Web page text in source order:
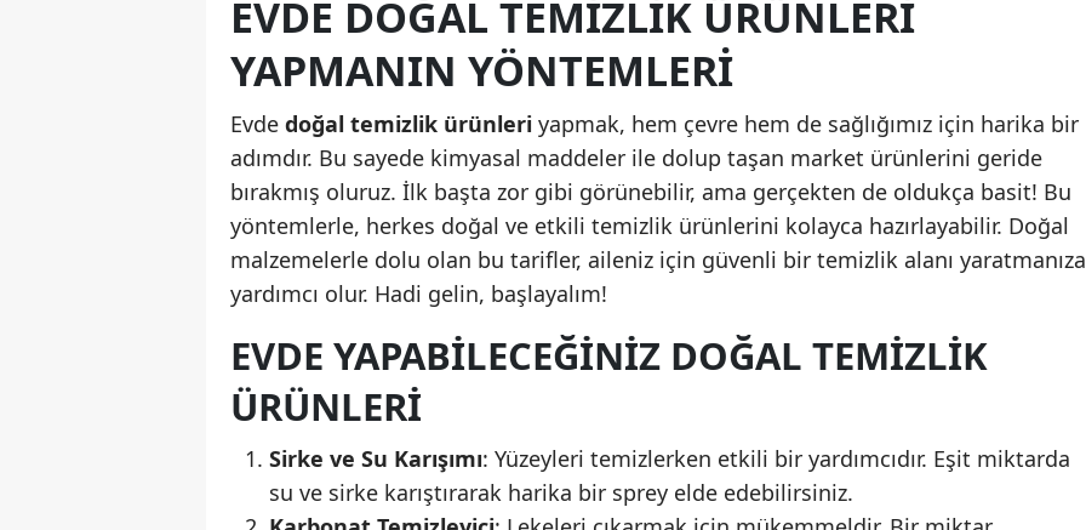
Uşak
Yozgat
Zonguldak
Aksaray
Karaman
Şırnak
EVDE DOĞAL TEMIZLIK ÜRÜNLERI
YAPMANIN YÖNTEMLERI
Evde doğal temizlik ürünleri yapmak, hem çevre hem de sağlığımız için harika bir
adımdır. Bu sayede kimyasal maddeler ile dolup taşan market ürünlerini geride
bırakmış oluruz. İlk başta zor gibi görünebilir, ama gerçekten de oldukça basit! Bu
yöntemlerle, herkes doğal ve etkili temizlik ürünlerini kolayca hazırlayabilir. Doğal
malzemelerle dolu olan bu tarifler, aileniz için güvenli bir temizlik alanı yaratmanıza
yardımcı olur. Hadi gelin, başlayalım!
EVDE YAPABILECEĞINIZ DOĞAL TEMIZLIK
ÜRÜNLERI
Sirke ve Su Karışımı: Yüzeyleri temizlerken etkili bir yardımcıdır. Eşit miktarda
su ve sirke karıştırarak harika bir sprey elde edebilirsiniz.